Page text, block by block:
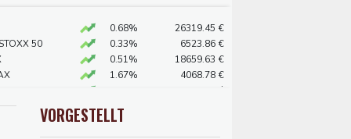
begrüßt sie
0.68% 26319.45 €
50
0.33% 6523.86 €
0.51% 18659.63 €
1.67% 4068.78 €
$
-0.07%
0.32%
VORGESTELLT